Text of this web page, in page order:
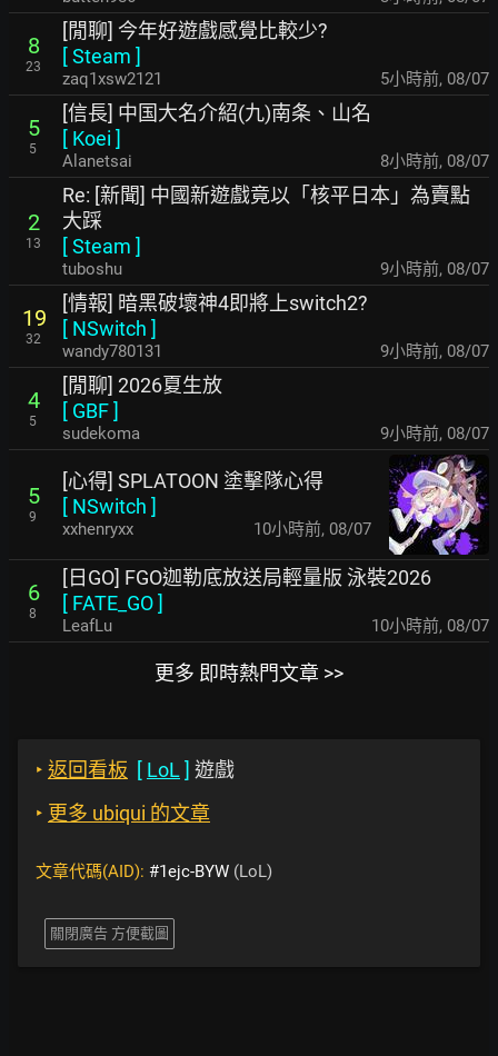
8
23
[閒聊] 今年好遊戲感覺比較少?
[Steam ]
zaq1xsw2121 5小時前, 08/07
5
5
[信長] 中国大名介紹(九)南条、山名
[ Koei ]
Alanetsai 8小時前, 08/07
2
13
Re: [新聞] 中國新遊戲竟以「核平日本」為賣點
大踩
[Steam ]
tuboshu 9小時前, 08/07
19
32
[情報] 暗黑破壞神4即將上switch2?
[ NSwitch ]
wandy780131 9小時前, 08/07
4
5
[閒聊] 2026夏生放
[ GBF]
sudekoma 9小時前, 08/07
5
9
[心得] SPLATOON 塗擊隊心得
[ NSwitch ]
xxhenryxx 10小時前, 08/07
6
8
[日GO] FGO迦勒底放送局輕量版 泳裝2026
[ FATE_GO]
LeafLu 10小時前, 08/07
更多 即時熱門文章 >>
‣ 返回看板 [ LoL ] 遊戲
‣ 更多 ubiqui 的文章
文章代碼(AID): #1ejc-BYW (LoL)
關閉廣告 方便截圖